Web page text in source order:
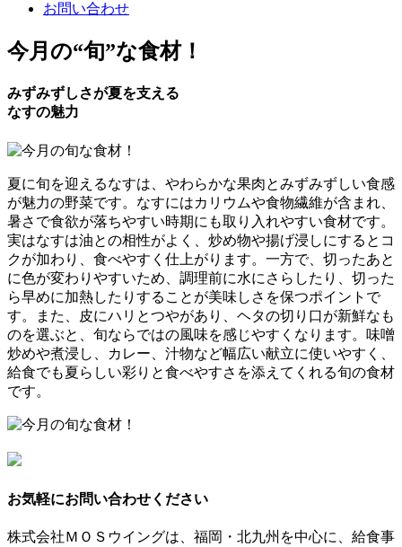
お問い合わせ
今月の“旬”な食材！
みずみずしさが夏を支える
なすの魅力
夏に旬を迎えるなすは、やわらかな果肉とみずみずしい食感
が魅力の野菜です。なすにはカリウムや食物繊維が含まれ、
暑さで食欲が落ちやすい時期にも取り入れやすい食材です。
実はなすは油との相性がよく、炒め物や揚げ浸しにするとコ
クが加わり、食べやすく仕上がります。一方で、切ったあと
に色が変わりやすいため、調理前に水にさらしたり、切った
ら早めに加熱したりすることが美味しさを保つポイントで
す。また、皮にハリとつやがあり、ヘタの切り口が新鮮なも
のを選ぶと、旬ならではの風味を感じやすくなります。味噌
炒めや煮浸し、カレー、汁物など幅広い献立に使いやすく、
給食でも夏らしい彩りと食べやすさを添えてくれる旬の食材
です。
お気軽にお問い合わせください
株式会社ＭＯＳウイングは、福岡・北九州を中心に、給食事